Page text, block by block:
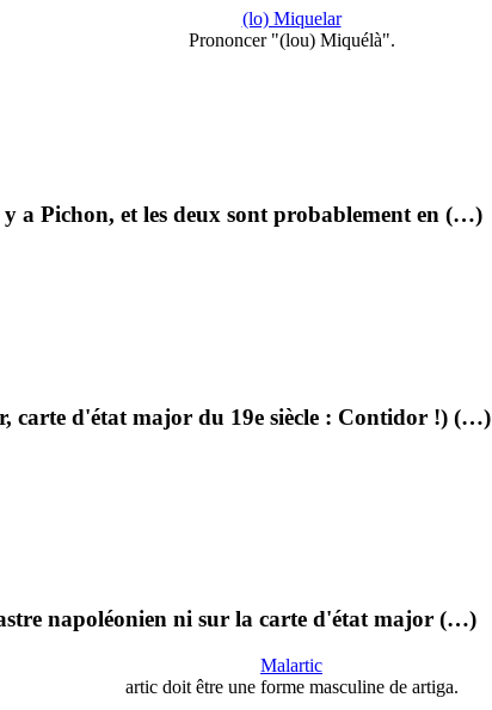
(lo) Miquelar
Prononcer "(lou) Miquélà".
a Pichon, et les deux sont probablement en (…)
carte d'état major du 19e siècle : Contidor !) (…)
napoléonien ni sur la carte d'état major (…)
Malartic
artic doit être une forme masculine de artiga.